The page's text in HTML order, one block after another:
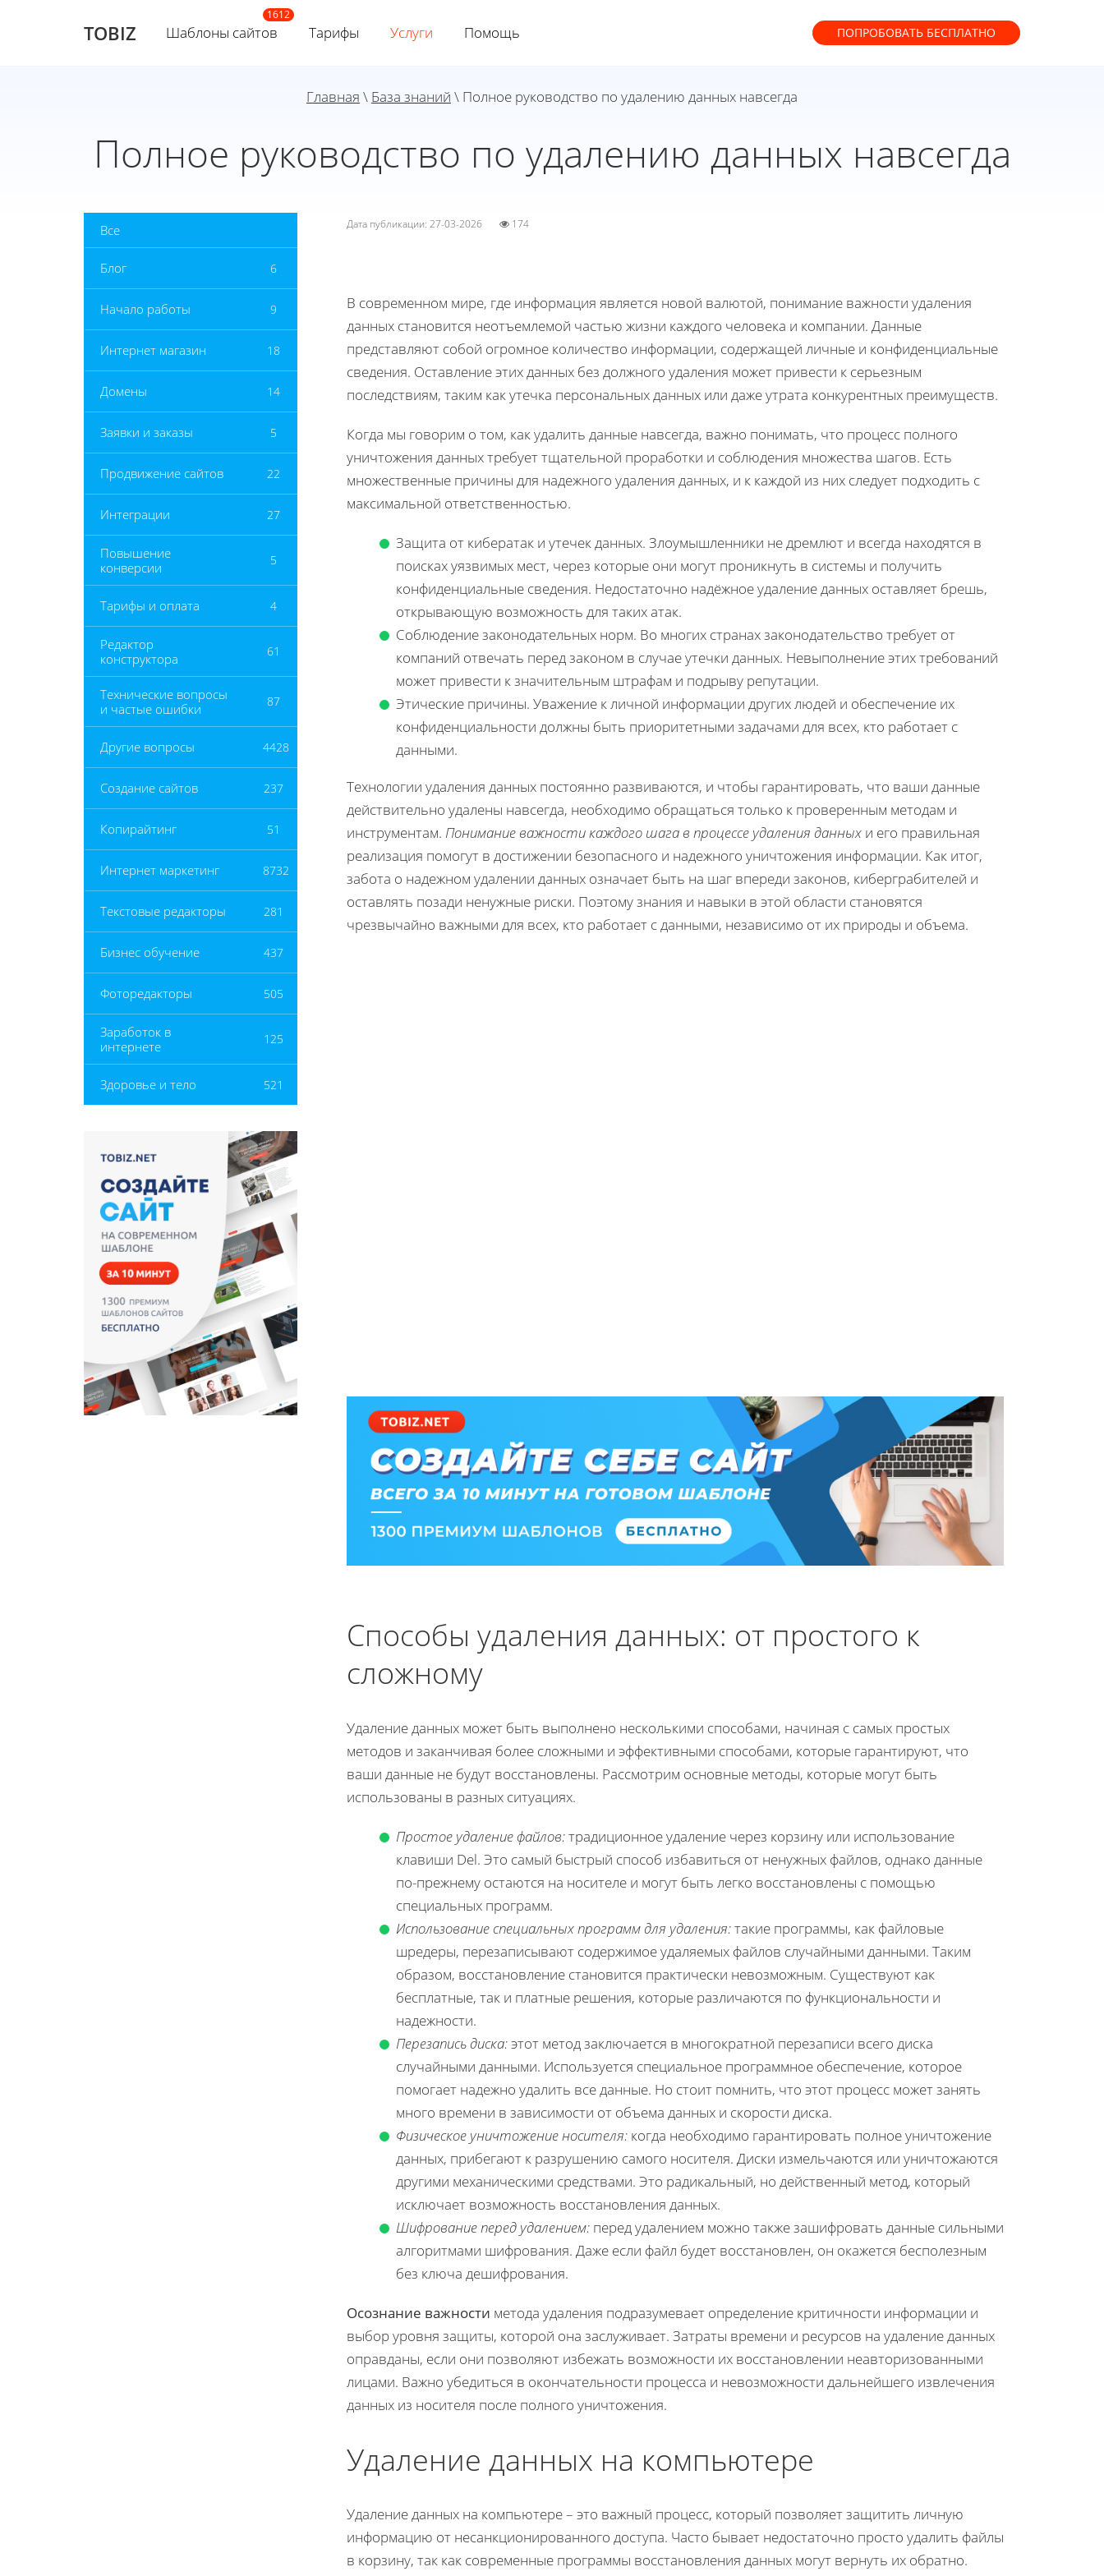
TOBIZ Шаблоны сайтов Тарифы Услуги Помощь ПОПРОБОВАТЬ БЕСПЛАТНО
Главная \ База знаний \ Полное руководство по удалению данных навсегда
Полное руководство по удалению данных навсегда
Все
Блог 6
Начало работы 9
Интернет магазин 18
Домены 14
Заявки и заказы 5
Продвижение сайтов 22
Интеграции 27
Повышение
конверсии
5
Тарифы и оплата 4
Редактор
конструктора
61
Технические вопросы
и частые ошибки
87
Другие вопросы 4428
Создание сайтов 237
Копирайтинг 51
Интернет маркетинг 8732
Текстовые редакторы 281
Бизнес обучение 437
Фоторедакторы 505
Заработок в
интернете
125
Здоровье и тело 521
Дата публикации: 27-03-2026 174
В современном мире, где информация является новой валютой, понимание важности удаления
данных становится неотъемлемой частью жизни каждого человека и компании. Данные
представляют собой огромное количество информации, содержащей личные и конфиденциальные
сведения. Оставление этих данных без должного удаления может привести к серьезным
последствиям, таким как утечка персональных данных или даже утрата конкурентных преимуществ.
Когда мы говорим о том, как удалить данные навсегда, важно понимать, что процесс полного
уничтожения данных требует тщательной проработки и соблюдения множества шагов. Есть
множественные причины для надежного удаления данных, и к каждой из них следует подходить с
максимальной ответственностью.
Защита от кибератак и утечек данных. Злоумышленники не дремлют и всегда находятся в
поисках уязвимых мест, через которые они могут проникнуть в системы и получить
конфиденциальные сведения. Недостаточно надёжное удаление данных оставляет брешь,
открывающую возможность для таких атак.
Соблюдение законодательных норм. Во многих странах законодательство требует от
компаний отвечать перед законом в случае утечки данных. Невыполнение этих требований
может привести к значительным штрафам и подрыву репутации.
Этические причины. Уважение к личной информации других людей и обеспечение их
конфиденциальности должны быть приоритетными задачами для всех, кто работает с
данными.
Технологии удаления данных постоянно развиваются, и чтобы гарантировать, что ваши данные
действительно удалены навсегда, необходимо обращаться только к проверенным методам и
инструментам. Понимание важности каждого шага в процессе удаления данных и его правильная
реализация помогут в достижении безопасного и надежного уничтожения информации. Как итог,
забота о надежном удалении данных означает быть на шаг впереди законов, киберграбителей и
оставлять позади ненужные риски. Поэтому знания и навыки в этой области становятся
чрезвычайно важными для всех, кто работает с данными, независимо от их природы и объема.
Способы удаления данных: от простого к
сложному
Удаление данных может быть выполнено несколькими способами, начиная с самых простых
методов и заканчивая более сложными и эффективными способами, которые гарантируют, что
ваши данные не будут восстановлены. Рассмотрим основные методы, которые могут быть
использованы в разных ситуациях.
Простое удаление файлов:традиционное удаление через корзину или использование
клавиши Del. Это самый быстрый способ избавиться от ненужных файлов, однако данные
по-прежнему остаются на носителе и могут быть легко восстановлены с помощью
специальных программ.
Использование специальных программ для удаления:такие программы, как файловые
шредеры, перезаписывают содержимое удаляемых файлов случайными данными. Таким
образом, восстановление становится практически невозможным. Существуют как
бесплатные, так и платные решения, которые различаются по функциональности и
надежности.
Перезапись диска:этот метод заключается в многократной перезаписи всего диска
случайными данными. Используется специальное программное обеспечение, которое
помогает надежно удалить все данные. Но стоит помнить, что этот процесс может занять
много времени в зависимости от объема данных и скорости диска.
Физическое уничтожение носителя: когда необходимо гарантировать полное уничтожение
данных, прибегают к разрушению самого носителя. Диски измельчаются или уничтожаются
другими механическими средствами. Это радикальный, но действенный метод, который
исключает возможность восстановления данных.
Шифрование перед удалением: перед удалением можно также зашифровать данные сильными
алгоритмами шифрования. Даже если файл будет восстановлен, он окажется бесполезным
без ключа дешифрования.
Осознание важности метода удаления подразумевает определение критичности информации и
выбор уровня защиты, которой она заслуживает. Затраты времени и ресурсов на удаление данных
оправданы, если они позволяют избежать возможности их восстановлении неавторизованными
лицами. Важно убедиться в окончательности процесса и невозможности дальнейшего извлечения
данных из носителя после полного уничтожения.
Удаление данных на компьютере
Удаление данных на компьютере – это важный процесс, который позволяет защитить личную
информацию от несанкционированного доступа. Часто бывает недостаточно просто удалить файлы
в корзину, так как современные программы восстановления данных могут вернуть их обратно.